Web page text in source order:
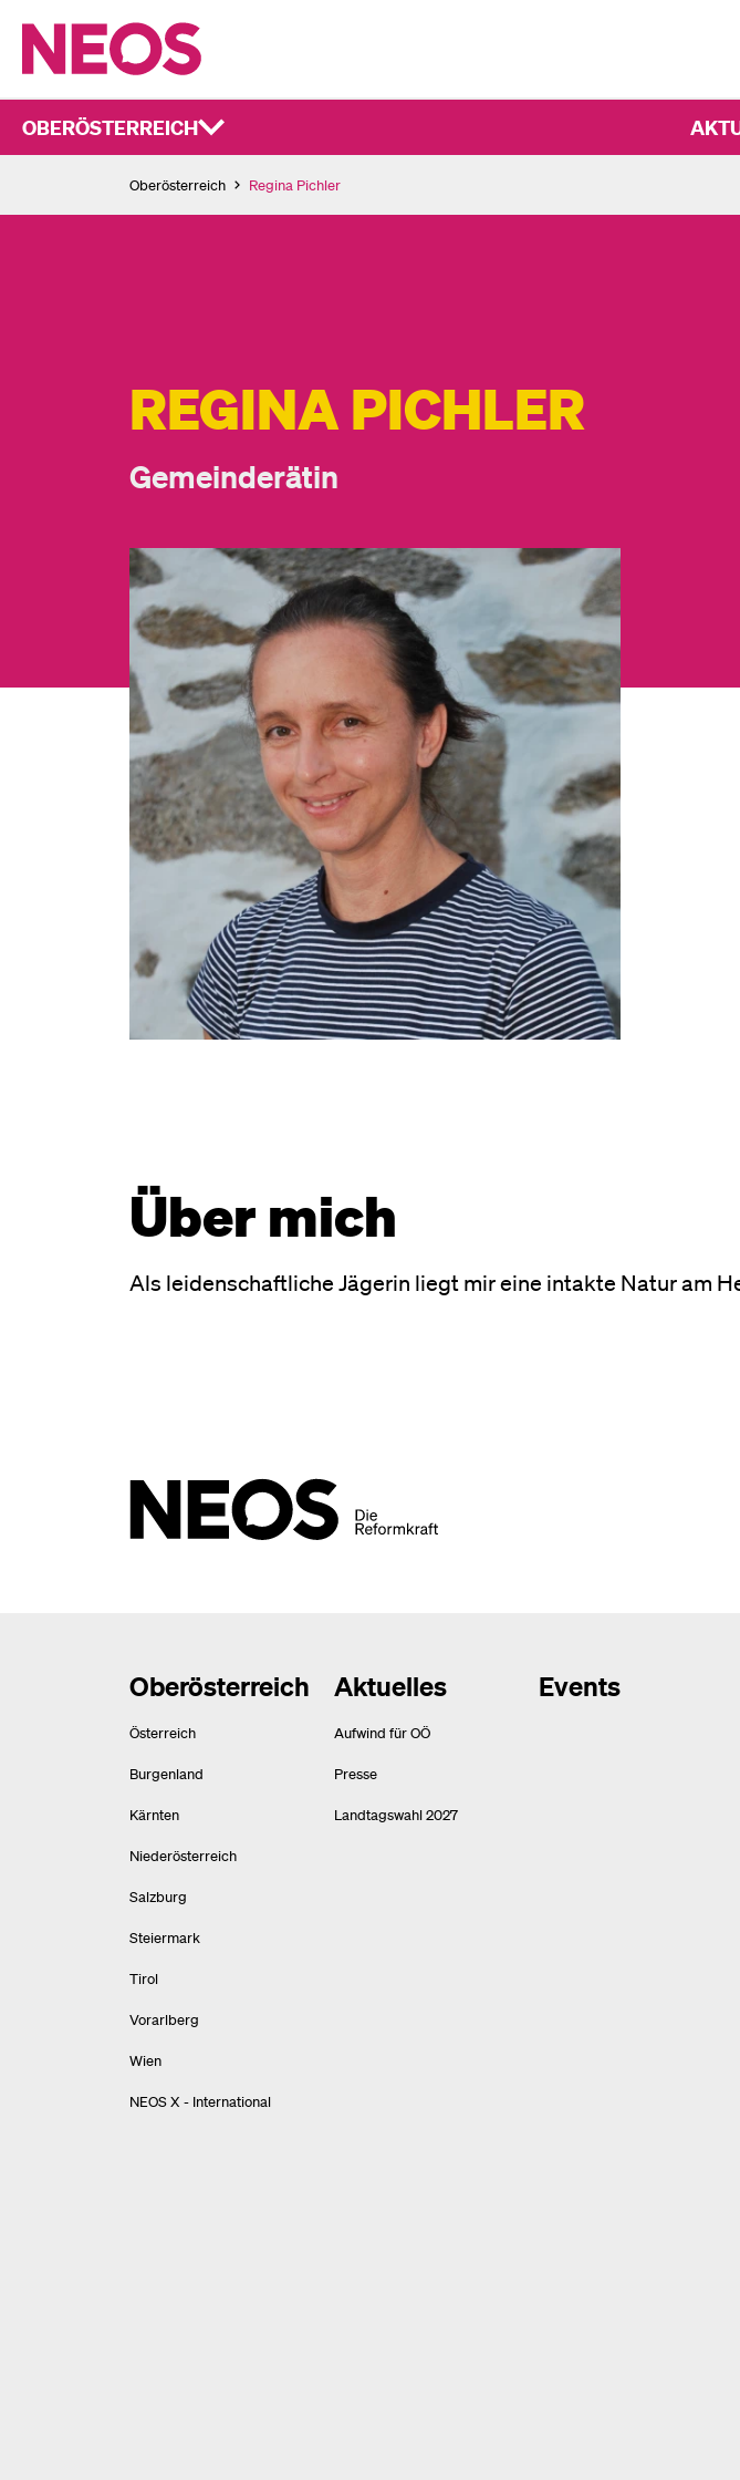
OBERÖSTERREICH
Oberösterreich Regina Pichler
REGINA PICHLER
Gemeinderätin
Über mich
Als leidenschaftliche Jägerin liegt mir eine intakte Natur am
Oberösterreich
Österreich
Burgenland
Kärnten
Niederösterreich
Salzburg
Steiermark
Tirol
Vorarlberg
Wien
NEOS X - International
Aktuelles
Aufwind für OÖ
Presse
Landtagswahl 2027
Events